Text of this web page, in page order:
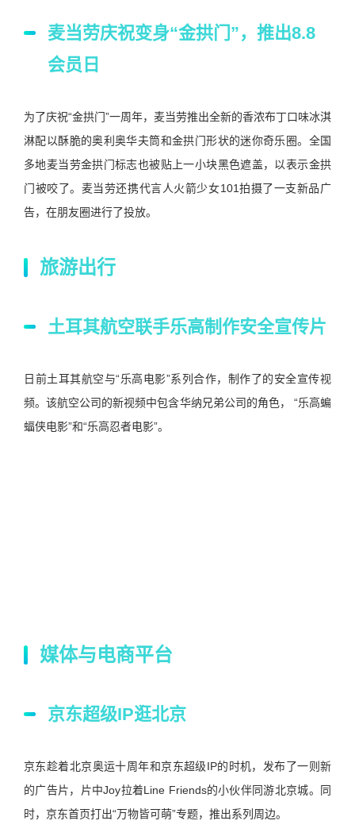
麦当劳庆祝变身“金拱门”，推出8.8
会员日
为了庆祝“金拱门”一周年，麦当劳推出全新的香浓布丁口味冰淇
淋配以酥脆的奥利奥华夫筒和金拱门形状的迷你奇乐圈。全国
多地麦当劳金拱门标志也被贴上一小块黑色遮盖，以表示金拱
门被咬了。麦当劳还携代言人火箭少女101拍摄了一支新品广
告，在朋友圈进行了投放。
旅游出行
土耳其航空联手乐高制作安全宣传片
日前土耳其航空与“乐高电影”系列合作，制作了的安全宣传视
频。该航空公司的新视频中包含华纳兄弟公司的角色， “乐高蝙
蝠侠电影”和“乐高忍者电影”。
媒体与电商平台
京东超级IP逛北京
京东趁着北京奥运十周年和京东超级IP的时机，发布了一则新
的广告片，片中Joy拉着Line Friends的小伙伴同游北京城。同
时，京东首页打出“万物皆可萌”专题，推出系列周边。